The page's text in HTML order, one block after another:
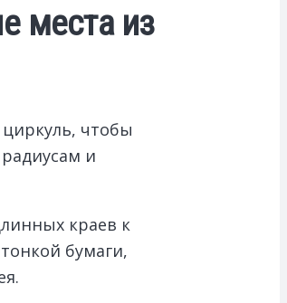
места из
чтобы
и
краев к
бумаги,